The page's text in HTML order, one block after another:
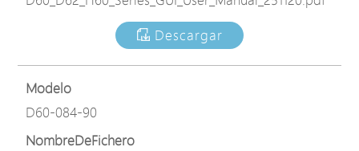
Descargar
Modelo
D60-084-90
NombreDeFichero